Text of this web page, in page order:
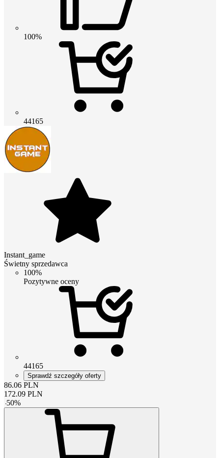
100%
44165
Instant_game
Świetny sprzedawca
100%
Pozytywne oceny
44165
Sprawdź szczegóły oferty
86.06 PLN
172.09 PLN
-50%